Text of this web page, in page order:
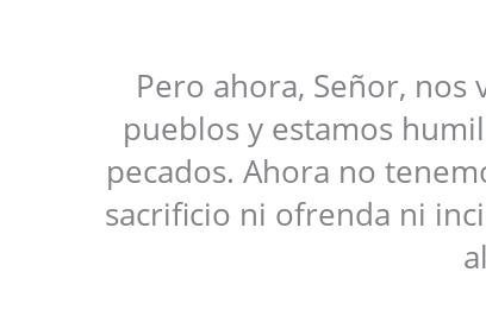
Pero ahora, Señor,
pueblos y estamos
pecados. Ahora no
sacrificio ni ofrenda ni